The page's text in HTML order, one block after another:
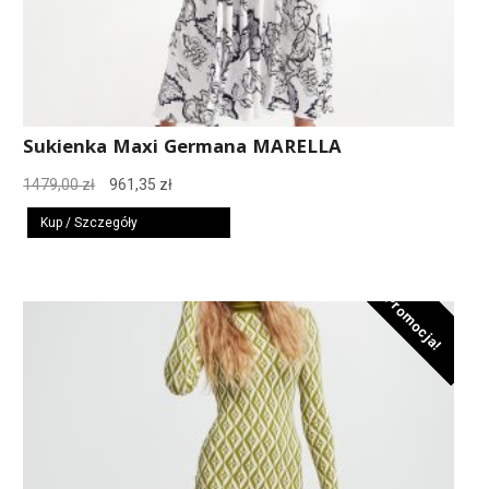
Sukienka Maxi Germana MARELLA
1479,00zł
Pierwotna
cena
wynosiła:
961,35 złAktualna
cena
wynosi:
Kup / Szczegóły
Promocja!